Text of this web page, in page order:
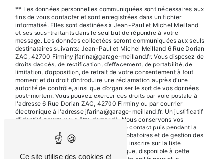
** Les données personnelles communiquées sont nécessaires aux
fins de vous contacter et sont enregistrées dans un fichier
informatisé. Elles sont destinées à Jean-Paul et Michel Meilland
et ses sous-traitants dans le seul but de répondre à votre
message. Les données collectées seront communiquées aux seuls
destinataires suivants: Jean-Paul et Michel Meilland 6 Rue Dorian
ZAC, 42700 Firminy jfarina@garage-meilland.fr. Vous disposez de
droits d’accès, de rectification, d’effacement, de portabilité, de
limitation, d’opposition, de retrait de votre consentement à tout
moment et du droit d’introduire une réclamation auprès d’une
autorité de contrôle, ainsi que d’organiser le sort de vos données
post-mortem. Vous pouvez exercer ces droits par voie postale à
l'adresse 6 Rue Dorian ZAC, 42700 Firminy ou par courrier
électronique à l'adresse jfarina@garage-meilland.fr. Un justificatif
d'identité pourra vous être demandé. Nous conservons vos
données pendant la période de prise de contact puis pendant la
durée de prescription légale aux fins probatoires et de gestion des
contentieux. Vous avez le droit de vous inscrire sur la liste
d'opposition au démarchage téléphonique, disponible à cette
Ce site utilise des cookies et